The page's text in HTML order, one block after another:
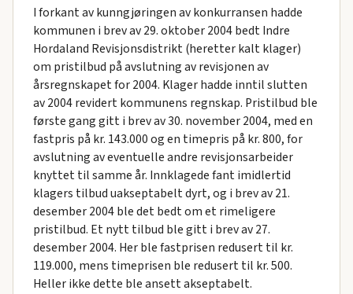
I forkant av kunngjøringen av konkurransen hadde
kommunen i brev av 29. oktober 2004 bedt Indre
Hordaland Revisjonsdistrikt (heretter kalt klager)
om pristilbud på avslutning av revisjonen av
årsregnskapet for 2004. Klager hadde inntil slutten
av 2004 revidert kommunens regnskap. Pristilbud ble
første gang gitt i brev av 30. november 2004, med en
fastpris på kr. 143.000 og en timepris på kr. 800, for
avslutning av eventuelle andre revisjonsarbeider
knyttet til samme år. Innklagede fant imidlertid
klagers tilbud uakseptabelt dyrt, og i brev av 21.
desember 2004 ble det bedt om et rimeligere
pristilbud. Et nytt tilbud ble gitt i brev av 27.
desember 2004. Her ble fastprisen redusert til kr.
119.000, mens timeprisen ble redusert til kr. 500.
Heller ikke dette ble ansett akseptabelt.